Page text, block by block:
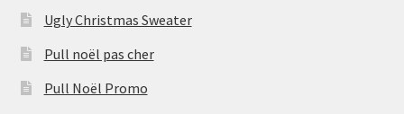
Ugly Christmas Sweater
Pull noël pas cher
Pull Noël Promo